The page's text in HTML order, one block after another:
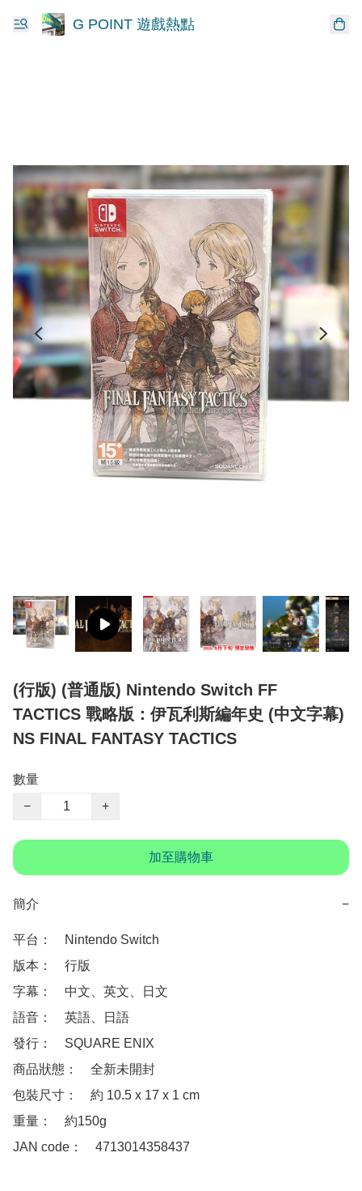
G POINT 遊戲熱點
(行版) (普通版) Nintendo Switch FF
TACTICS 戰略版：伊瓦利斯編年史 (中文字幕)
NS FINAL FANTASY TACTICS
數量
−
+
加至購物車
簡介 −
平台：　Nintendo Switch
版本：　行版
字幕：　中文、英文、日文
語音：　英語、日語
發行：　SQUARE ENIX
商品狀態：　全新未開封
包裝尺寸：　約 10.5 x 17 x 1 cm
重量：　約150g
JAN code：　4713014358437